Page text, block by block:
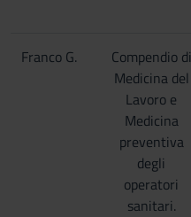
Franco G.
Compendio di
Medicina del
Lavoro e
Medicina
preventiva
degli
operatori
sanitari.